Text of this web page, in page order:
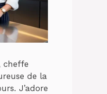
cheffe
de la
J’adore